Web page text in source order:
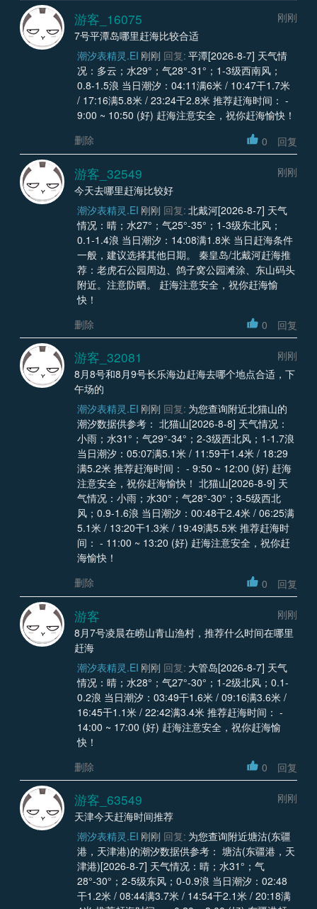
游客_16075
刚刚
7号平潭岛哪里赶海比较合适
潮汐表精灵.EI 刚刚 回复: 平潭[2026-8-7] 天气情
况：多云；水29°；气28°-31°；1-3级西南风；
0.8-1.5浪 当日潮汐：04:11满6米 / 10:47干1.7米
/ 17:16满5.8米 / 23:24干2.8米 推荐赶海时间： -
9:00 ~ 10:50 (好) 赶海注意安全，祝你赶海愉快！
删除
0 回复
游客_32549
刚刚
今天去哪里赶海比较好
潮汐表精灵.EI 刚刚 回复: 北戴河[2026-8-7] 天气
情况：晴；水27°；气25°-35°；1-3级东北风；
0.1-1.4浪 当日潮汐：14:08满1.8米 当日赶海条件
一般，建议选择其他日期。 秦皇岛/北戴河赶海推
荐：老虎石公园周边、鸽子窝公园滩涂、东山码头
附近。注意防晒。 赶海注意安全，祝你赶海愉
快！
删除
0 回复
游客_32081
刚刚
8月8号和8月9号长乐海边赶海去哪个地点合适，下
午场的
潮汐表精灵.EI 刚刚 回复: 为您查询附近北猫山的
潮汐数据供参考： 北猫山[2026-8-8] 天气情况：
小雨；水31°；气29°-34°；2-3级西北风；1-1.7浪
当日潮汐：05:07满5.1米 / 11:59干1.4米 / 18:29
满5.2米 推荐赶海时间： - 9:50 ~ 12:00 (好) 赶海
注意安全，祝你赶海愉快！ 北猫山[2026-8-9] 天
气情况：小雨；水30°；气28°-30°；3-5级西北
风；0.9-1.6浪 当日潮汐：00:48干2.4米 / 06:25满
5.1米 / 13:20干1.3米 / 19:49满5.5米 推荐赶海时
间： - 11:00 ~ 13:20 (好) 赶海注意安全，祝你赶
海愉快！
删除
0 回复
游客
刚刚
8月7号凌晨在崂山青山渔村，推荐什么时间在哪里
赶海
潮汐表精灵.EI 刚刚 回复: 大管岛[2026-8-7] 天气
情况：晴；水28°；气27°-30°；1-2级北风；0.1-
0.2浪 当日潮汐：03:49干1.6米 / 09:16满3.6米 /
16:45干1.1米 / 22:42满3.4米 推荐赶海时间： -
14:00 ~ 17:00 (好) 赶海注意安全，祝你赶海愉
快！
删除
0 回复
游客_63549
刚刚
天津今天赶海时间推荐
潮汐表精灵.EI 刚刚 回复: 为您查询附近塘沽(东疆
港，天津港)的潮汐数据供参考： 塘沽(东疆港，天
津港)[2026-8-7] 天气情况：晴；水31°；气
28°-30°；2-5级东风；0-0.9浪 当日潮汐：02:48
干1.2米 / 08:44满3.7米 / 14:54干2.1米 / 20:18满